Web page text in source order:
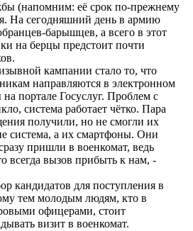
(напомним: её срок по-прежнему
На сегодняшний день в армию
барышцев, а всего в этот
на берцы предстоит почти
кампании стало то, что
направляются в электронном
портале Госуслуг. Проблем с
система работает чётко. Пара
получили, но не смогли их
система, а их смартфоны. Они
пришли в военкомат, ведь
всегда вызов прибыть к нам, -
кандидатов для поступления в
тем молодым людям, кто в
офицерами, стоит
визит в военкомат.